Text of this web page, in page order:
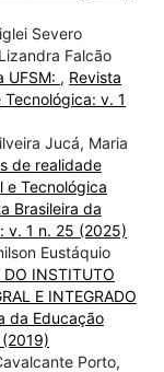
Severo
Falcão
UFSM: , Revista
v. 1
Jucá, Maria
de realidade
e Tecnológica
Brasileira da
v. 1 n. 25 (2025)
Eustáquio
DO INSTITUTO
E INTEGRADO
da Educação
Porto,